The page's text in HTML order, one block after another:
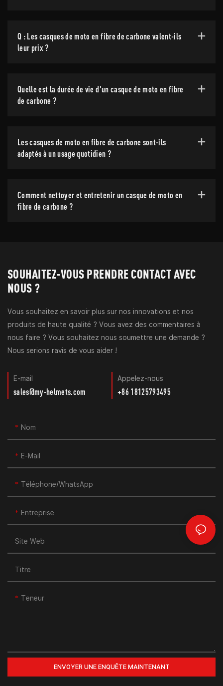
Q : Les casques de moto en fibre de carbone valent-ils
leur prix ?
Quelle est la durée de vie d'un casque de moto en fibre
de carbone ?
Les casques de moto en fibre de carbone sont-ils
adaptés à un usage quotidien ?
Comment nettoyer et entretenir un casque de moto en
fibre de carbone ?
SOUHAITEZ-VOUS PRENDRE CONTACT AVEC
NOUS ?
Vous souhaitez en savoir plus sur nos innovations et nos
produits de haute qualité ? Vous avez des commentaires à
nous faire ? Vous souhaitez nous soumettre une demande ?
Nous serions ravis de vous aider !
E-mail
sales@my-helmets.com
Appelez-nous
+86 18125793495
Nom
E-Mail
Téléphone/WhatsApp
Entreprise
Site Web
Titre
Teneur
ENVOYER UNE ENQUÊTE MAINTENANT